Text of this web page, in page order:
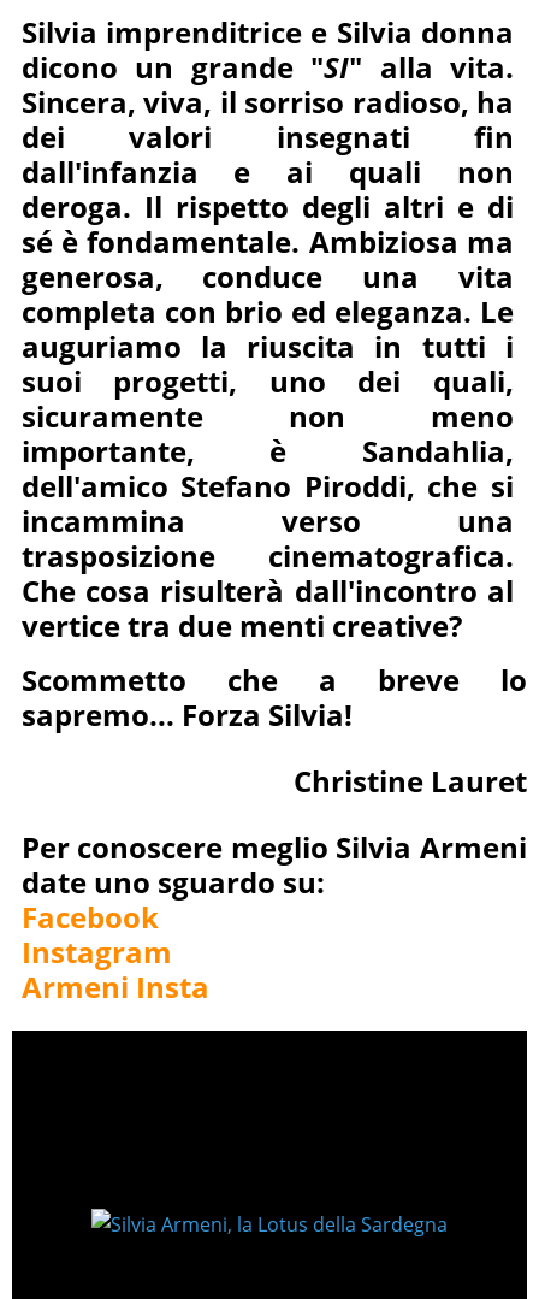
Silvia imprenditrice e Silvia donna
dicono un grande "SI" alla vita.
Sincera, viva, il sorriso radioso, ha
dei valori insegnati fin
dall'infanzia e ai quali non
deroga. Il rispetto degli altri e di
sé è fondamentale. Ambiziosa ma
generosa, conduce una vita
completa con brio ed eleganza. Le
auguriamo la riuscita in tutti i
suoi progetti, uno dei quali,
sicuramente non meno
importante, è Sandahlia,
dell'amico Stefano Piroddi, che si
incammina verso una
trasposizione cinematografica.
Che cosa risulterà dall'incontro al
vertice tra due menti creative?
Scommetto che a breve lo
sapremo... Forza Silvia!
Christine Lauret
Per conoscere meglio Silvia Armeni
date uno sguardo su:
Facebook
Instagram
Armeni Insta